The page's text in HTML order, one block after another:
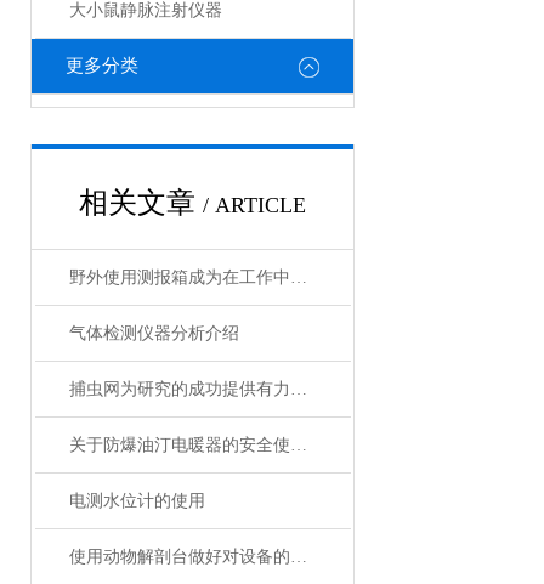
大小鼠静脉注射仪器
更多分类
相关文章 / ARTICLE
野外使用测报箱成为在工作中*的工具
气体检测仪器分析介绍
捕虫网为研究的成功提供有力的保障
关于防爆油汀电暖器的安全使用规范
电测水位计的使用
使用动物解剖台做好对设备的维护十分重要